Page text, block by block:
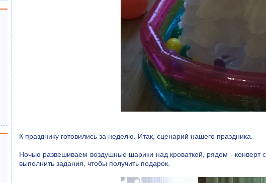
К празднику готовились за неделю. Итак, сценарий нашего праздника.
Ночью развешиваем воздушные шарики над кроваткой, рядом -
выполнить задания, чтобы получить подарок.